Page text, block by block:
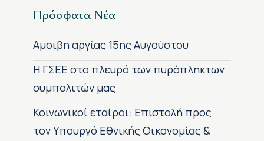
Πρόσφατα Νέα
Αμοιβή αργίας 15ης Αυγούστου
H ΓΣΕΕ στο πλευρό των πυρόπληκτων
συμπολιτών μας
Κοινωνικοί εταίροι: Επιστολή προς
τον Υπουργό Εθνικής Οικονομίας &